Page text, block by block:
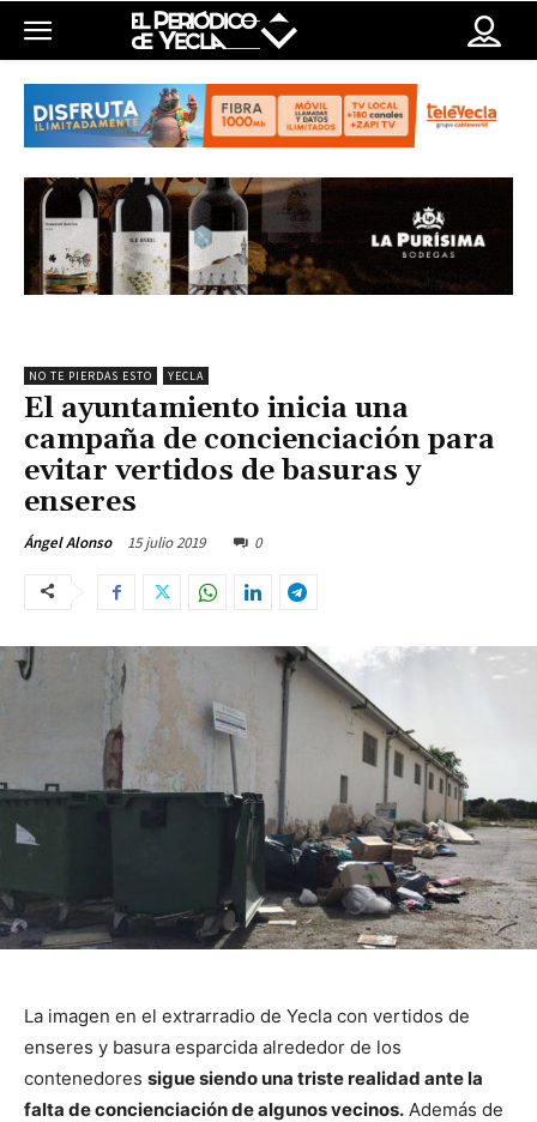
NO TE PIERDAS ESTO YECLA
El ayuntamiento inicia una
campaña de concienciación para
evitar vertidos de basuras y
enseres
Ángel Alonso 15 julio 2019 0
La imagen en el extrarradio de Yecla con vertidos de
enseres y basura esparcida alrededor de los
contenedores sigue siendo una triste realidad ante la
falta de concienciación de algunos vecinos. Además de